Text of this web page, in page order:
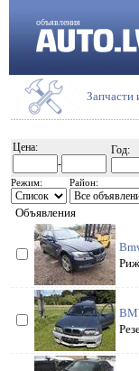
объявления
Запчасти
Цена:
-
Год:
Режим: Район:
Объявления